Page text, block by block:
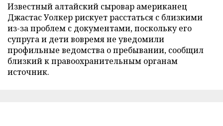
Известный алтайский сыровар американец
Джастас Уолкер рискует расстаться с близкими
из-за проблем с документами, поскольку его
супруга и дети вовремя не уведомили
профильные ведомства о пребывании, сообщил
близкий к правоохранительным органам
источник.